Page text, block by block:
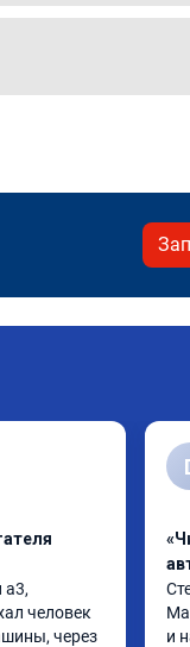
а3,
человек
через
и